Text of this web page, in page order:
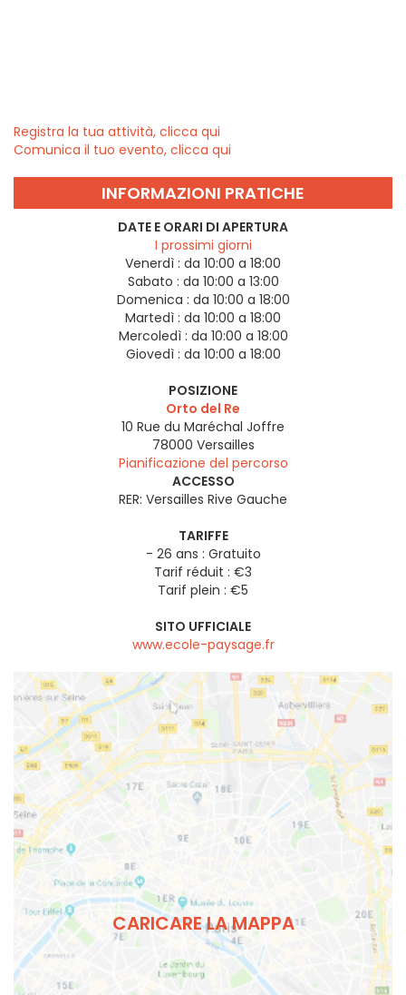
Registra la tua attività, clicca qui
Comunica il tuo evento, clicca qui
INFORMAZIONI PRATICHE
DATE E ORARI DI APERTURA
I prossimi giorni
Venerdì : da 10:00 a 18:00
Sabato : da 10:00 a 13:00
Domenica : da 10:00 a 18:00
Martedì : da 10:00 a 18:00
Mercoledì : da 10:00 a 18:00
Giovedì : da 10:00 a 18:00
POSIZIONE
Orto del Re
10 Rue du Maréchal Joffre
78000 Versailles
Pianificazione del percorso
ACCESSO
RER: Versailles Rive Gauche
TARIFFE
- 26 ans : Gratuito
Tarif réduit : €3
Tarif plein : €5
SITO UFFICIALE
www.ecole-paysage.fr
CARICARE LA MAPPA